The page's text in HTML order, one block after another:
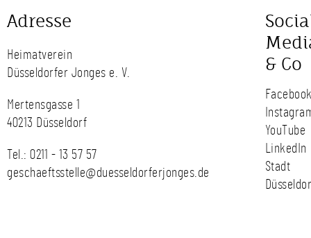
Adresse
Heimatverein
Düsseldorfer Jonges e. V.
Mertensgasse 1
40213 Düsseldorf
Tel.: 0211 - 13 57 57
geschaeftsstelle@duesseldorferjonges.de
& Co
YouTube
LinkedIn
Stadt